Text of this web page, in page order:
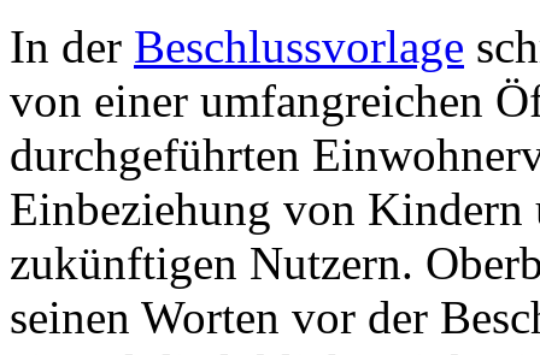
In der Beschlussvorlage
von einer umfangreichen
durchgeführten
Einbeziehung von Kindern
zukünftigen Nutzern.
seinen Worten vor der